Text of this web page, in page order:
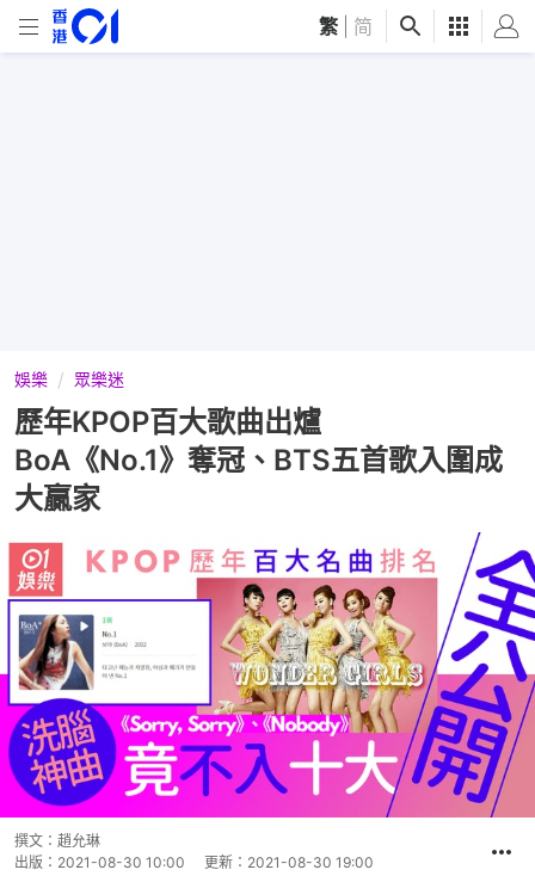
繁 简
娛樂 眾樂迷
歷年KPOP百大歌曲出爐
BoA《No.1》奪冠、BTS五首歌入圍成
大贏家
撰文： 趙允琳
出版： 2021-08-30 10:00 更新： 2021-08-30 19:00